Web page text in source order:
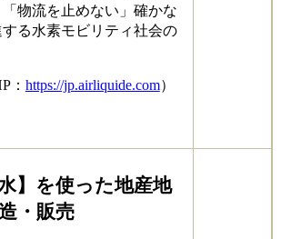
物流を止めない」確かな
る水素モビリティ社会の
： https://jp.airliquide.com）
】を使った地産地
・販売